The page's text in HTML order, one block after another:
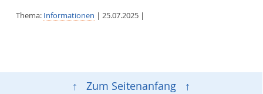
Thema: Informationen | 25.07.2025 |
↑ Zum Seitenanfang ↑